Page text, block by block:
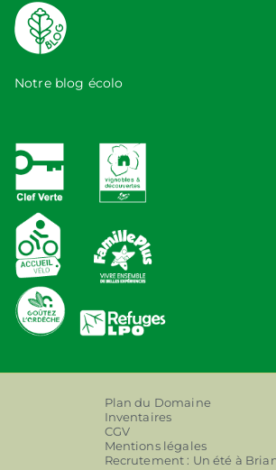
Notre blog écolo
Plan du Domaine
Inventaires
CGV
Mentions légales
Recrutement : Un été à